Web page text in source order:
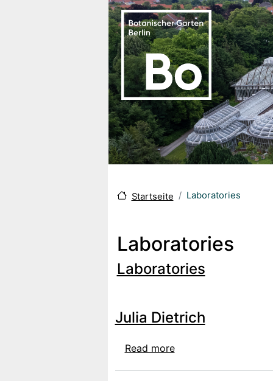
Startseite Laboratories
Laboratories
Laboratories
Julia Dietrich
Read moreabout Julia Dietrich